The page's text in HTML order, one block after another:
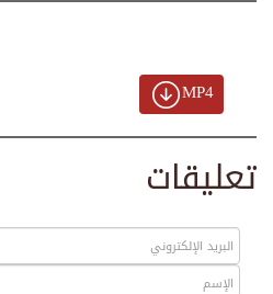
MP4
تعليقات